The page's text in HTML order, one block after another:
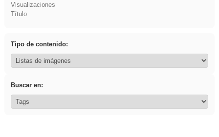
Visualizaciones
Título
Tipo de contenido:
Buscar en: